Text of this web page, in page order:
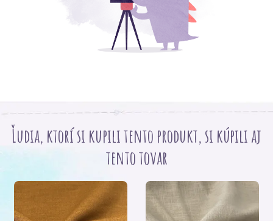
Ľudia, ktorí si kupili tento produkt, si kúpili aj
tento tovar